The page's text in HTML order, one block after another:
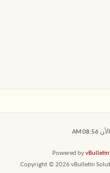
08:56 AM
Powered by
Copyright © 2026 vBulletin